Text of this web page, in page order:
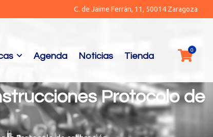
C. de Jaime Ferrán, 11, 50014 Zaragoza
Agenda Noticias Tienda
Protocolo de